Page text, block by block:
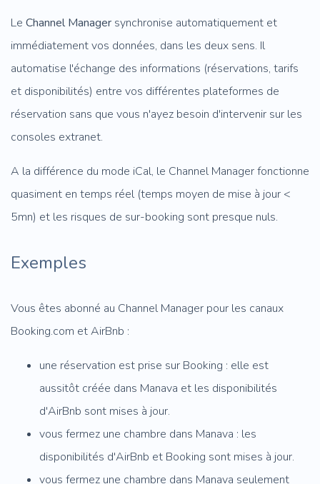
Le Channel Manager synchronise automatiquement et
immédiatement vos données, dans les deux sens. Il
automatise l'échange des informations (réservations, tarifs
et disponibilités) entre vos différentes plateformes de
réservation sans que vous n'ayez besoin d'intervenir sur les
consoles extranet.
A la différence du mode iCal, le Channel Manager fonctionne
quasiment en temps réel (temps moyen de mise à jour <
5mn) et les risques de sur-booking sont presque nuls.
Exemples
Vous êtes abonné au Channel Manager pour les canaux
Booking.com et AirBnb :
une réservation est prise sur Booking : elle est
aussitôt créée dans Manava et les disponibilités
d'AirBnb sont mises à jour.
vous fermez une chambre dans Manava : les
disponibilités d'AirBnb et Booking sont mises à jour.
vous fermez une chambre dans Manava seulement